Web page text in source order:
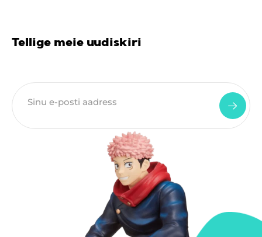
Tellige meie uudiskiri